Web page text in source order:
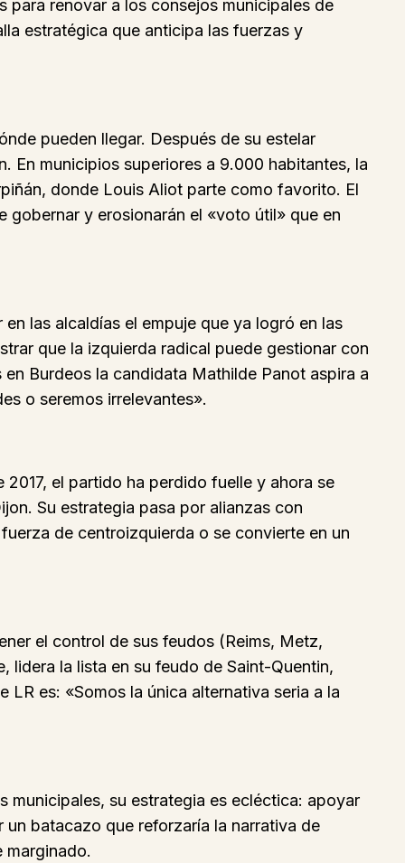
para renovar a los consejos municipales de
estratégica que anticipa las fuerzas y
pueden llegar. Después de su estelar
En municipios superiores a 9.000 habitantes, la
donde Louis Aliot parte como favorito. El
gobernar y erosionarán el «voto útil» que en
las alcaldías el empuje que ya logró en las
que la izquierda radical puede gestionar con
Burdeos la candidata Mathilde Panot aspira a
o seremos irrelevantes».
el partido ha perdido fuelle y ahora se
Su estrategia pasa por alianzas con
de centroizquierda o se convierte en un
el control de sus feudos (Reims, Metz,
lidera la lista en su feudo de Saint-Quentin,
LR es: «Somos la única alternativa seria a la
municipales, su estrategia es ecléctica: apoyar
batacazo que reforzaría la narrativa de
marginado.